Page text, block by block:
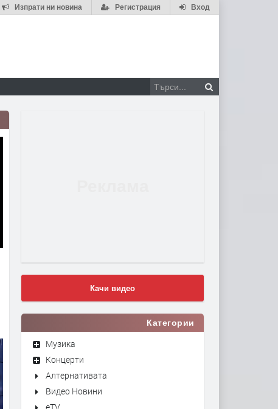
Вход
Регистрация
Изпрати ни новина
Качи видео
Категории
Музика
Концерти
Алтернативата
Видео Новини